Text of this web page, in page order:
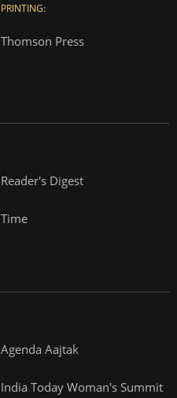
PRINTING:
Thomson Press
Reader's Digest
Time
Agenda Aajtak
India Today Woman's Summit